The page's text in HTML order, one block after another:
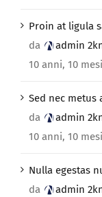
Proin at ligula
da
admin
10 anni, 10
Sed nec
da
admin
10 anni, 10
Nulla egestas
da
admin